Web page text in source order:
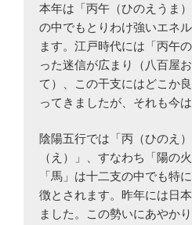
本年は「丙午（ひのえうま
の中でもとりわけ強いエネ
ます。江戸時代には「丙午
った迷信が広まり（八百屋
て）、この干支にはどこか
ってきましたが、それも今は
陰陽五行では「丙（ひのえ
（え）」、すなわち「陽の
「馬」は十二支の中でも特
徴とされます。昨年には日
ました。この勢いにあやか